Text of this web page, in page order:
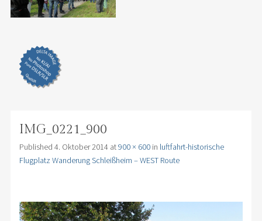
IMG_0221_900
Published 4. Oktober 2014at900 × 600in luftfahrt-historische
Flugplatz Wanderung Schleißheim – WEST Route